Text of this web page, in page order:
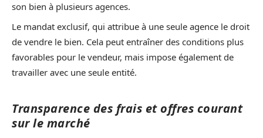
son bien à plusieurs agences.
Le mandat exclusif, qui attribue à une seule agence le droit
de vendre le bien. Cela peut entraîner des conditions plus
favorables pour le vendeur, mais impose également de
travailler avec une seule entité.
Transparence des frais et offres courant
sur le marché